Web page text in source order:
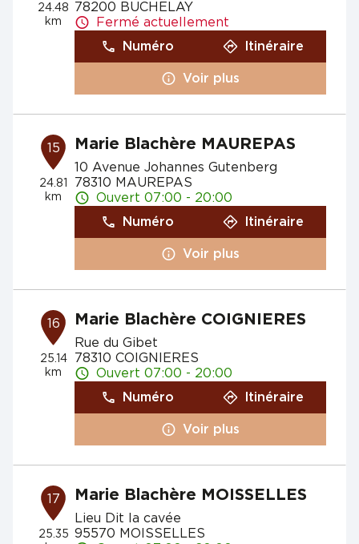
24.48
km
78200 BUCHELAY
Fermé actuellement
Numéro
Itinéraire
Voir plus
15
24.81
km
Marie Blachère MAUREPAS
10 Avenue Johannes Gutenberg
78310 MAUREPAS
Ouvert 07:00 - 20:00
Numéro
Itinéraire
Voir plus
16
25.14
km
Marie Blachère COIGNIERES
Rue du Gibet
78310 COIGNIERES
Ouvert 07:00 - 20:00
Numéro
Itinéraire
Voir plus
17
25.35
Marie Blachère MOISSELLES
Lieu Dit la cavée
95570 MOISSELLES